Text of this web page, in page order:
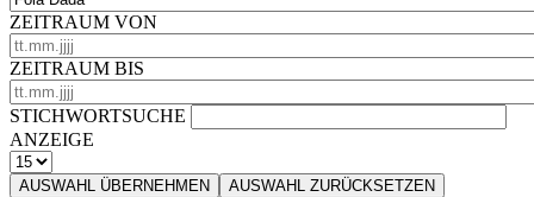
ZEITRAUM VON
ZEITRAUM BIS
STICHWORTSUCHE
ANZEIGE
AUSWAHL ÜBERNEHMEN AUSWAHL ZURÜCKSETZEN